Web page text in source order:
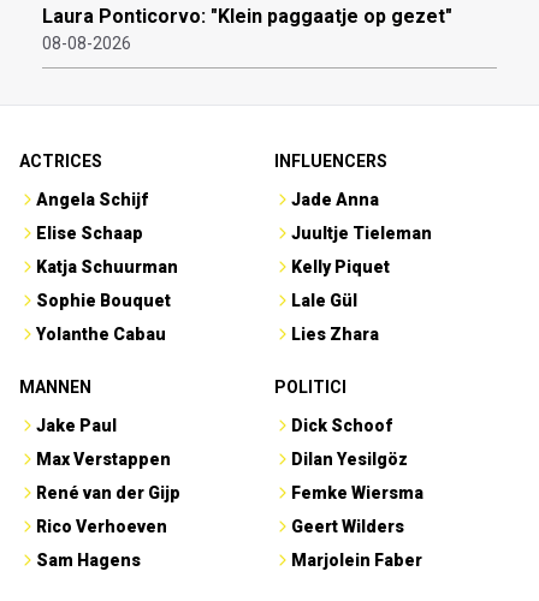
Laura Ponticorvo: "Klein paggaatje op gezet"
08-08-2026
ACTRICES
Angela Schijf
Elise Schaap
Katja Schuurman
Sophie Bouquet
Yolanthe Cabau
INFLUENCERS
Jade Anna
Juultje Tieleman
Kelly Piquet
Lale Gül
Lies Zhara
MANNEN
Jake Paul
Max Verstappen
René van der Gijp
Rico Verhoeven
Sam Hagens
POLITICI
Dick Schoof
Dilan Yesilgöz
Femke Wiersma
Geert Wilders
Marjolein Faber